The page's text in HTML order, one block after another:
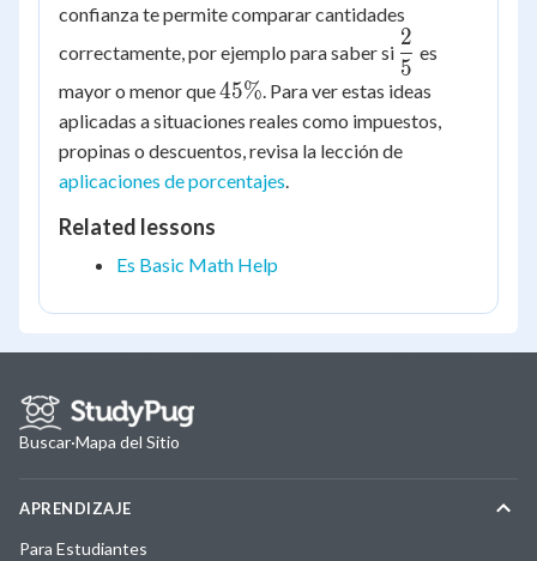
confianza te permite comparar cantidades
correctamente, por ejemplo para saber si \dfrac{2}
{5}
5
2
es
mayor o menor que45\%
45%. Para ver estas ideas
aplicadas a situaciones reales como impuestos,
propinas o descuentos, revisa la lección de
aplicaciones de porcentajes.
Related lessons
Es Basic Math Help
Buscar·Mapa del Sitio
APRENDIZAJE
Para Estudiantes